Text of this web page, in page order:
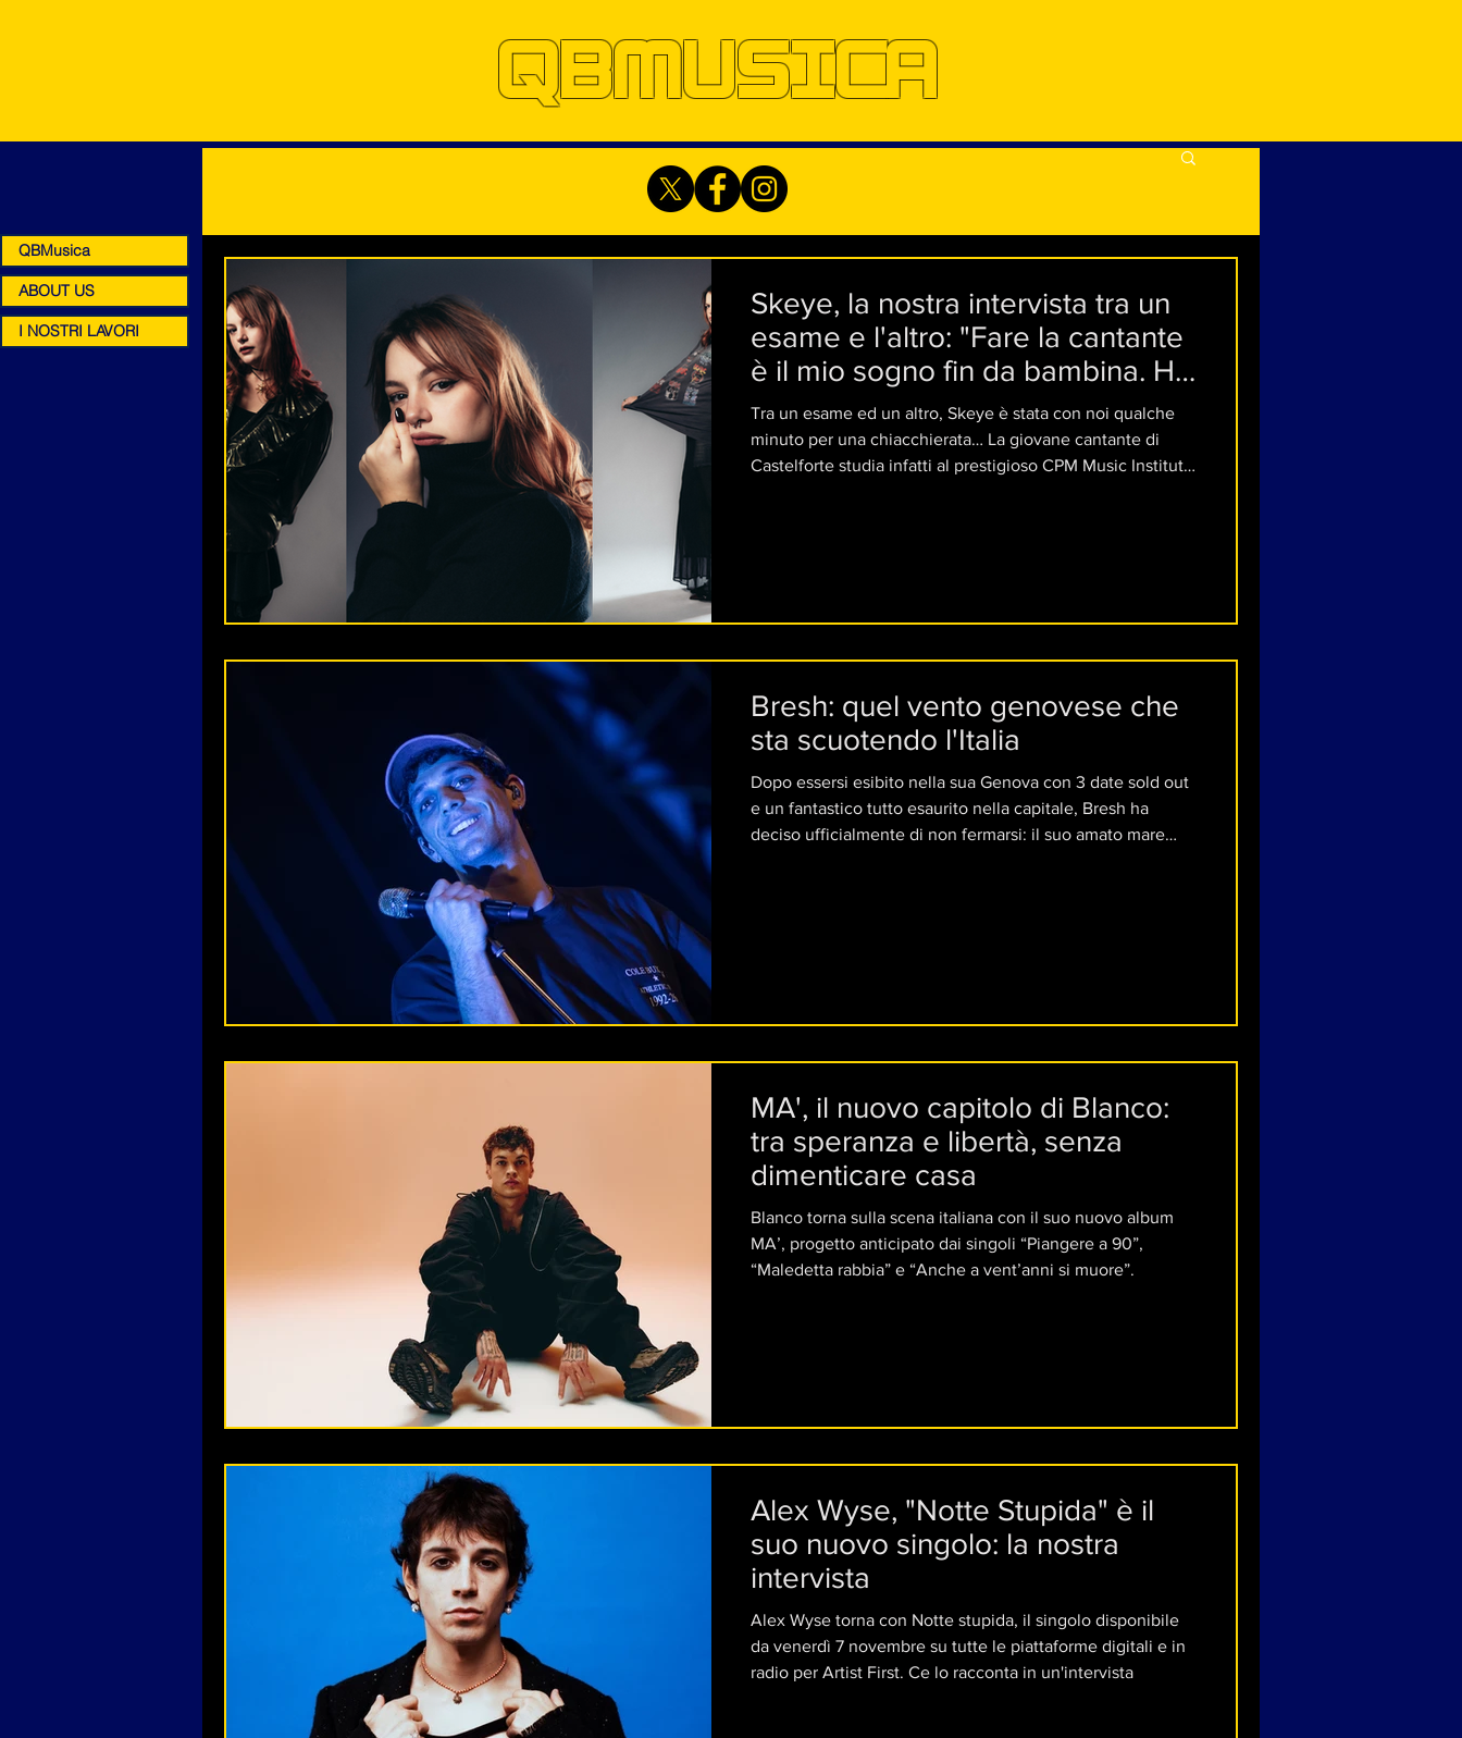
QBMUSICA
Skeye, la nostra intervista tra un
esame e l'altro: "Fare la cantante
è il mio sogno fin da bambina. Ho
sempre solo voluto cantare"
Tra un esame ed un altro, Skeye è stata con noi qualche
minuto per una chiacchierata… La giovane cantante di
Castelforte studia infatti al prestigioso CPM Music Institute
Bresh: quel vento genovese che
sta scuotendo l'Italia
Dopo essersi esibito nella sua Genova con 3 date sold out
e un fantastico tutto esaurito nella capitale, Bresh ha
deciso ufficialmente di non fermarsi: il suo amato mare
MA', il nuovo capitolo di Blanco:
tra speranza e libertà, senza
dimenticare casa
Blanco torna sulla scena italiana con il suo nuovo album
MA’, progetto anticipato dai singoli “Piangere a 90”,
“Maledetta rabbia” e “Anche a vent’anni si muore”.
Alex Wyse, "Notte Stupida" è il
suo nuovo singolo: la nostra
intervista
Alex Wyse torna con Notte stupida, il singolo disponibile
da venerdì 7 novembre su tutte le piattaforme digitali e in
radio per Artist First. Ce lo racconta in un'intervista
QBMusica
ABOUT US
I NOSTRI LAVORI